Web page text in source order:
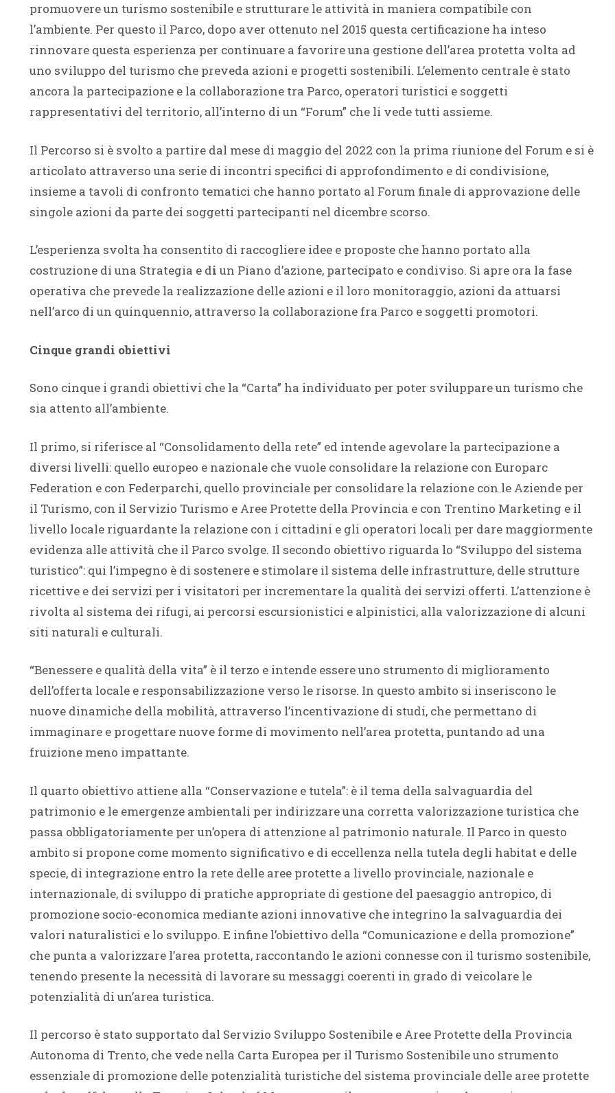
promuovere un turismo sostenibile e strutturare le attività in maniera compatibile con
l’ambiente. Per questo il Parco, dopo aver ottenuto nel 2015 questa certificazione ha inteso
rinnovare questa esperienza per continuare a favorire una gestione dell’area protetta volta ad
uno sviluppo del turismo che preveda azioni e progetti sostenibili. L’elemento centrale è stato
ancora la partecipazione e la collaborazione tra Parco, operatori turistici e soggetti
rappresentativi del territorio, all’interno di un “Forum” che li vede tutti assieme.
Il Percorso si è svolto a partire dal mese di maggio del 2022 con la prima riunione del Forum e si è
articolato attraverso una serie di incontri specifici di approfondimento e di condivisione,
insieme a tavoli di confronto tematici che hanno portato al Forum finale di approvazione delle
singole azioni da parte dei soggetti partecipanti nel dicembre scorso.
L’esperienza svolta ha consentito di raccogliere idee e proposte che hanno portato alla
costruzione di una Strategia e di un Piano d’azione, partecipato e condiviso. Si apre ora la fase
operativa che prevede la realizzazione delle azioni e il loro monitoraggio, azioni da attuarsi
nell’arco di un quinquennio, attraverso la collaborazione fra Parco e soggetti promotori.
Cinque grandi obiettivi
Sono cinque i grandi obiettivi che la “Carta” ha individuato per poter sviluppare un turismo che
sia attento all’ambiente.
Il primo, si riferisce al “Consolidamento della rete” ed intende agevolare la partecipazione a
diversi livelli: quello europeo e nazionale che vuole consolidare la relazione con Europarc
Federation e con Federparchi, quello provinciale per consolidare la relazione con le Aziende per
il Turismo, con il Servizio Turismo e Aree Protette della Provincia e con Trentino Marketing e il
livello locale riguardante la relazione con i cittadini e gli operatori locali per dare maggiormente
evidenza alle attività che il Parco svolge. Il secondo obiettivo riguarda lo “Sviluppo del sistema
turistico”: qui l’impegno è di sostenere e stimolare il sistema delle infrastrutture, delle strutture
ricettive e dei servizi per i visitatori per incrementare la qualità dei servizi offerti. L’attenzione è
rivolta al sistema dei rifugi, ai percorsi escursionistici e alpinistici, alla valorizzazione di alcuni
siti naturali e culturali.
“Benessere e qualità della vita” è il terzo e intende essere uno strumento di miglioramento
dell’offerta locale e responsabilizzazione verso le risorse. In questo ambito si inseriscono le
nuove dinamiche della mobilità, attraverso l’incentivazione di studi, che permettano di
immaginare e progettare nuove forme di movimento nell’area protetta, puntando ad una
fruizione meno impattante.
Il quarto obiettivo attiene alla “Conservazione e tutela”: è il tema della salvaguardia del
patrimonio e le emergenze ambientali per indirizzare una corretta valorizzazione turistica che
passa obbligatoriamente per un’opera di attenzione al patrimonio naturale. Il Parco in questo
ambito si propone come momento significativo e di eccellenza nella tutela degli habitat e delle
specie, di integrazione entro la rete delle aree protette a livello provinciale, nazionale e
internazionale, di sviluppo di pratiche appropriate di gestione del paesaggio antropico, di
promozione socio-economica mediante azioni innovative che integrino la salvaguardia dei
valori naturalistici e lo sviluppo. E infine l’obiettivo della “Comunicazione e della promozione”
che punta a valorizzare l’area protetta, raccontando le azioni connesse con il turismo sostenibile,
tenendo presente la necessità di lavorare su messaggi coerenti in grado di veicolare le
potenzialità di un’area turistica.
Il percorso è stato supportato dal Servizio Sviluppo Sostenibile e Aree Protette della Provincia
Autonoma di Trento, che vede nella Carta Europea per il Turismo Sostenibile uno strumento
essenziale di promozione delle potenzialità turistiche del sistema provinciale delle aree protette